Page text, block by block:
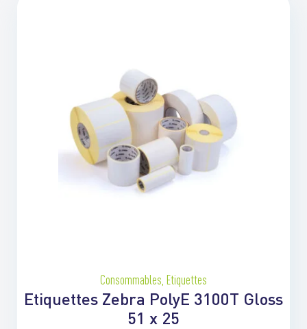
Consommables Etiquettes
Etiquettes Zebra PolyE 3100T Gloss
51 x 25